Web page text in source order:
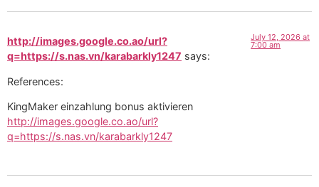
http://images.google.co.ao/url?
q=https://s.nas.vn/karabarkly1247 says:
July 12, 2026 at
7:00 am
References:
KingMaker einzahlung bonus aktivieren
http://images.google.co.ao/url?
q=https://s.nas.vn/karabarkly1247